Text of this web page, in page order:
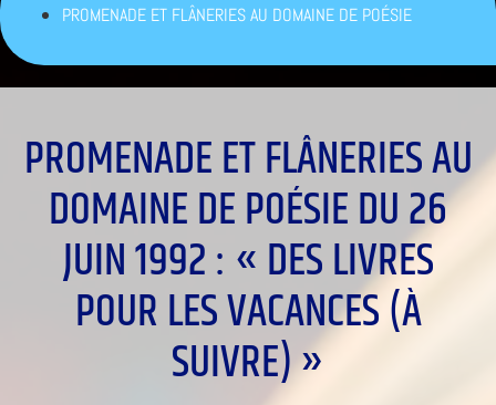
PROMENADE ET FLÂNERIES AU DOMAINE DE POÉSIE
PROMENADE ET FLÂNERIES AU
DOMAINE DE POÉSIE DU 26
JUIN 1992 : « DES LIVRES
POUR LES VACANCES (À
SUIVRE) »